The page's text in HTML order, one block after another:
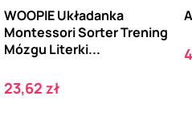
WOOPIE Układanka
Montessori Sorter Trening
Mózgu Literki...
Cena
23,62 zł